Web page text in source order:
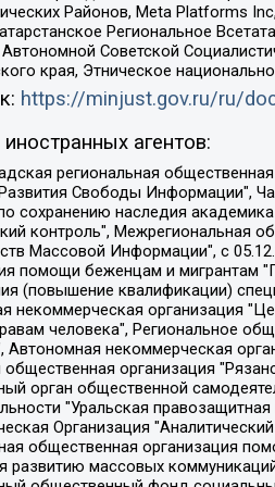
Районов, Meta Platforms
Региональное
Советской
края, Этническое
https://minjust.gov.ru/ru/
агентов:
массовой информации", Региональная общественная благотворительная организация помощи беженцам и мигрантам "Гражданское содействие", Негосударственное образовательное учреждение дополнительного профессионального образования (повышение квалификации) специалистов "АКАДЕМИЯ ПО ПРАВАМ ЧЕЛОВЕКА", Свердловская региональная общественная организация "Сутяжник", Автономная некоммерческая организация "Центр независимых социологических исследований", Союз общественных объединений "Российский исследовательский центр по правам человека", Региональное общественное учреждение научно-информационный центр "МЕМОРИАЛ", Некоммерческая организация "Фонд защиты гласности", Автономная некоммерческая организация "Институт прав человека", Городская общественная организация "Екатеринбургское общество "МЕМОРИАЛ", Городская общественная организация "Рязанское историко-просветительское и правозащитное общество "Мемориал" (Рязанский Мемориал), Челябинский региональный орган общественной самодеятельности – женское общественное объединение "Женщины Евразии", Челябинский региональный орган общественной самодеятельности "Уральская правозащитная группа", Фонд содействия защите здоровья и социальной справедливости имени Андрея Рылькова, Автономная Некоммерческая Организация "Аналитический Центр Юрия Левады", Автономная некоммерческая организация социальной поддержки населения "Проект Апрель", Региональная общественная организация помощи женщинам и детям, находящимся в кризисной ситуации "Информационно-методический центр "Анна", Фонд содействия развитию массовых коммуникаций и правовому просвещению "Так-так-Так", Фонд содействия устойчивому развитию "Серебряная тайга", Свердловский региональный общественный фонд социальных проектов "Новое время", "Idel.Реалии", Кавказ.Реалии, Крым.Реалии, Телеканал Настоящее Время, Татаро-башкирская служба Радио Свобода (Azatliq Radiosi), Радио Свободная Европа/Радио Свобода (PCE/PC), "Сибирь.Реалии", "Фактограф", Благотворительный фонд помощи осужденным и их семьям, Автономная некоммерческая